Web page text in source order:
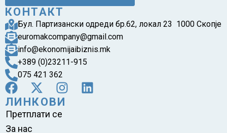
КОНТАКТ
Бул. Партизански одреди бр.62, локал 23 1000 Скопје
euromakcompany@gmail.com
info@ekonomijaibiznis.mk
+389 (0)23211-915
075 421 362
ЛИНКОВИ
Претплати се
За нас